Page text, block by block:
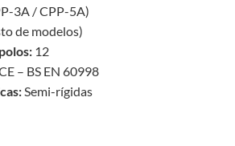
3A / CPP-5A)
de modelos)
12
– BS EN 60998
Semi-rígidas